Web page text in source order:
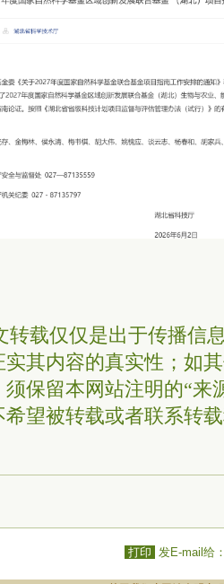
转载仅仅是出于传播信
其内容的真实性；如
保留本网站注明的“来
望被转载或者联系转
打印 发E-mail给